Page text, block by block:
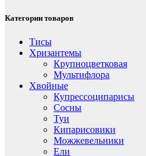
Категории товаров
Тисы
Хризантемы
Крупноцветковая
Мультифлора
Хвойные
Купрессоципарисы
Сосны
Туи
Кипарисовики
Можжевельники
Ели